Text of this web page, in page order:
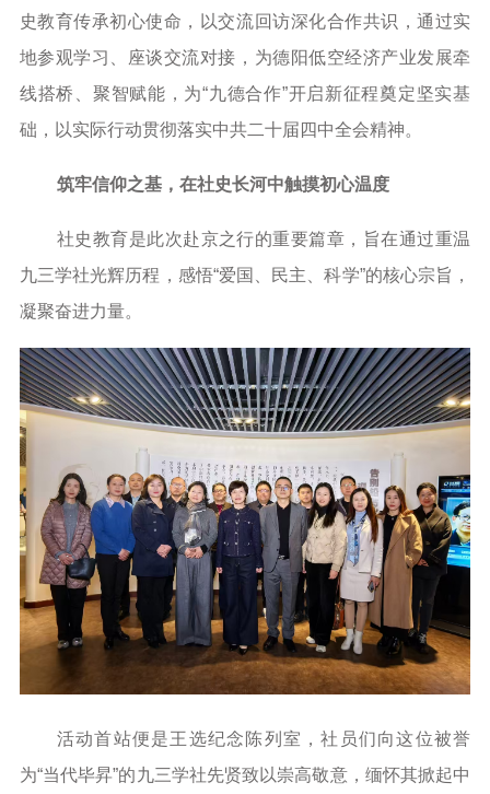
史教育传承初心使命，以交流回访深化合作共识，通过实
地参观学习、座谈交流对接，为德阳低空经济产业发展牵
线搭桥、聚智赋能，为“九德合作”开启新征程奠定坚实基
础，以实际行动贯彻落实中共二十届四中全会精神。
筑牢信仰之基，在社史长河中触摸初心温度
社史教育是此次赴京之行的重要篇章，旨在通过重温
九三学社光辉历程，感悟“爱国、民主、科学”的核心宗旨，
凝聚奋进力量。
活动首站便是王选纪念陈列室，社员们向这位被誉
为“当代毕昇”的九三学社先贤致以崇高敬意，缅怀其掀起中